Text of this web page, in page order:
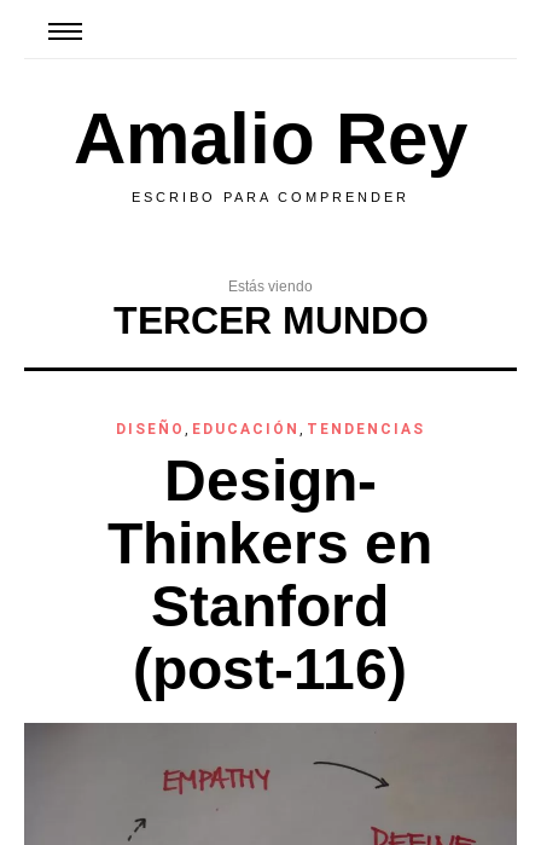
Amalio Rey
ESCRIBO PARA COMPRENDER
Estás viendo
TERCER MUNDO
DISEÑO , EDUCACIÓN , TENDENCIAS
Design-
Thinkers en
Stanford
(post-116)